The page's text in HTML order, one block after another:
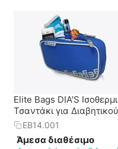
Elite Bags DIA'S
Τσαντάκι για
EB14.001
Άμεσα διαθέσιμο